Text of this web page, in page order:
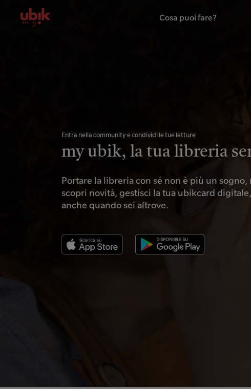
Cosa puoi fare?
Entra nella community e condividi le tue letture
my ubik, la tua libreria
Portare la libreria con sé non è più un
scopri novità, gestisci la tua ubikcard
anche quando sei altrove.